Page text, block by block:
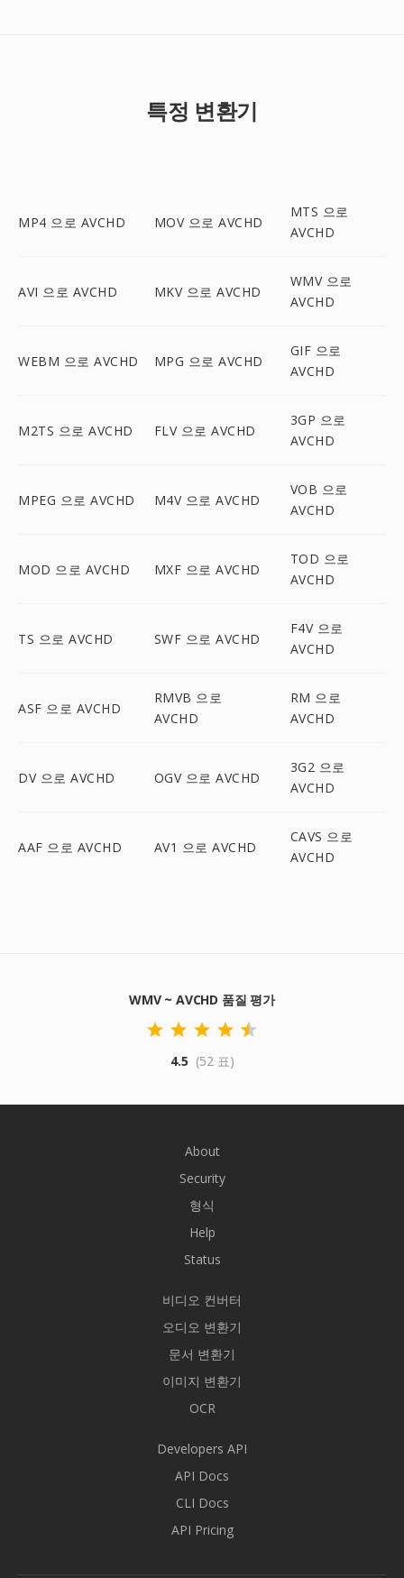
특정 변환기
MP4 으로 AVCHD MOV 으로 AVCHD
MTS 으로
AVCHD
AVI 으로 AVCHD MKV 으로 AVCHD
WMV 으로
AVCHD
WEBM 으로 AVCHD MPG 으로 AVCHD
GIF 으로
AVCHD
M2TS 으로 AVCHD FLV 으로 AVCHD
3GP 으로
AVCHD
MPEG 으로 AVCHD M4V 으로 AVCHD
VOB 으로
AVCHD
MOD 으로 AVCHD MXF 으로 AVCHD
TOD 으로
AVCHD
TS 으로 AVCHD SWF 으로 AVCHD
F4V 으로
AVCHD
ASF 으로 AVCHD
RMVB 으로
AVCHD
RM 으로
AVCHD
DV 으로 AVCHD OGV 으로 AVCHD
3G2 으로
AVCHD
AAF 으로 AVCHD AV1 으로 AVCHD
CAVS 으로
AVCHD
WMV ~ AVCHD 품질 평가
4.5 (52 표)
About
Security
형식
Help
Status
비디오 컨버터
오디오 변환기
문서 변환기
이미지 변환기
OCR
Developers API
API Docs
CLI Docs
API Pricing